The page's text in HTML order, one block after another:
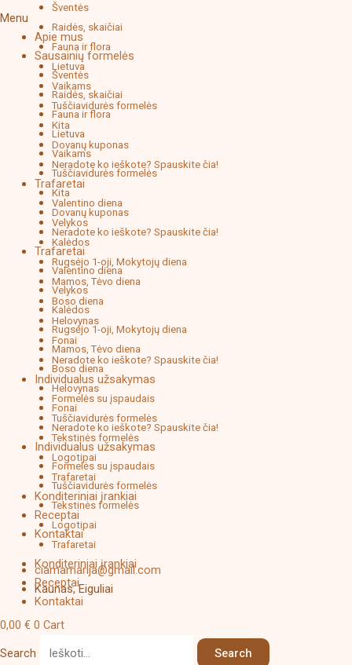
Šventės
Raidės, skaičiai
Fauna ir flora
Lietuva
Vaikams
Tuščiavidurės formelės
Kita
Dovanų kuponas
Neradote ko ieškote? Spauskite čia!
Trafaretai
Valentino diena
Velykos
Kalėdos
Rugsėjo 1-oji, Mokytojų diena
Mamos, Tėvo diena
Boso diena
Helovynas
Fonai
Neradote ko ieškote? Spauskite čia!
Individualus užsakymas
Formelės su įspaudais
Tuščiavidurės formelės
Tekstinės formelės
Logotipai
Trafaretai
Konditeriniai įrankiai
Receptai
Kontaktai
ciamamarija@gmail.com
Kaunas, Eiguliai
0,00 € 0 Cart
Search
Search
Menu
Apie mus
Sausainių formelės
Šventės
Raidės, skaičiai
Fauna ir flora
Lietuva
Vaikams
Tuščiavidurės formelės
Kita
Dovanų kuponas
Neradote ko ieškote? Spauskite čia!
Trafaretai
Valentino diena
Velykos
Kalėdos
Rugsėjo 1-oji, Mokytojų diena
Mamos, Tėvo diena
Boso diena
Helovynas
Fonai
Neradote ko ieškote? Spauskite čia!
Individualus užsakymas
Formelės su įspaudais
Tuščiavidurės formelės
Tekstinės formelės
Logotipai
Trafaretai
Konditeriniai įrankiai
Receptai
Kontaktai
Price
produkto